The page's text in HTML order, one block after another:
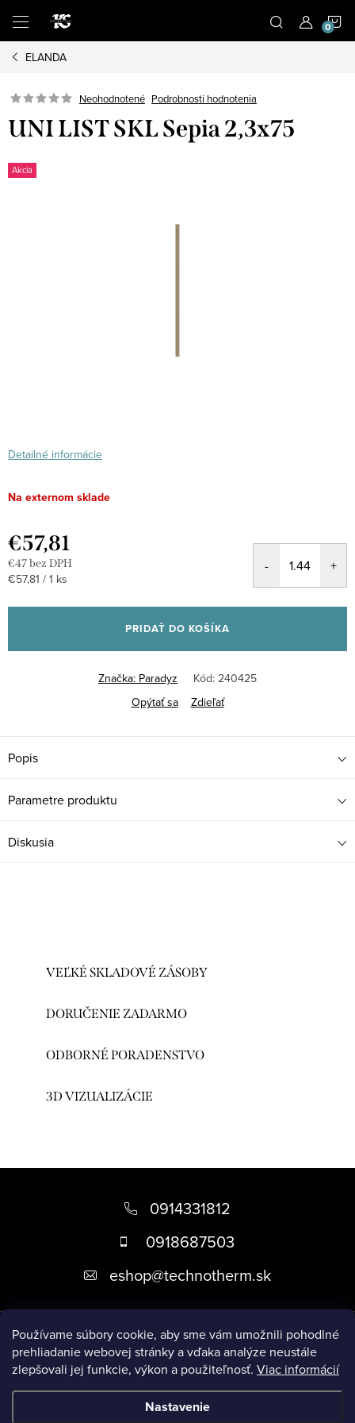
Používame súbory cookie, aby sme vám umožnili pohodlné
prehliadanie webovej stránky a vďaka analýze neustále
zlepšovali jej funkcie, výkon a použiteľnosť. Viac informácií
Nastavenie
obsah
ELANDA
Neohodnotené Podrobnosti hodnotenia
UNI LIST SKL Sepia 2,3x75
Akcia
Detailné informácie
Na externom sklade
€57,81
€47 bez DPH
Jednotková
€57,81 / 1 ks
PRIDAŤ DO KOŠÍKA
Značka: Paradyz Kód: 240425
Opýtať sa
Zdieľať
Popis
Parametre produktu
Diskusia
VEĽKÉ SKLADOVÉ ZÁSOBY
DORUČENIE ZADARMO
ODBORNÉ PORADENSTVO
3D VIZUALIZÁCIE
i
0914331812
0918687503
eshop@technotherm.sk
Informácie
Prijímame online platby